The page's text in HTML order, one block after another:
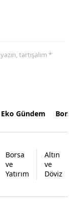
tartışalım *
Eko Gündem
Borsa
ve
Yatırım
Altın
ve
Döviz